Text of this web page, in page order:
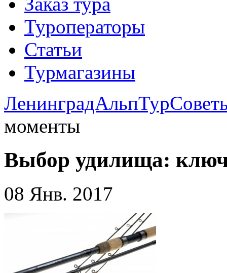
Туроператоры
Статьи
Турмагазины
ЛенинградАльпТур
моменты
Выбор удилища:
08 Янв. 2017